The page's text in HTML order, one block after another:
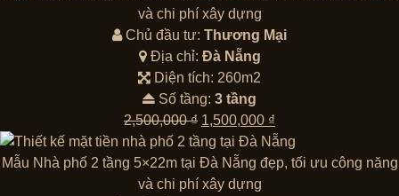
2,500,000 ₫.
1,500,000 ₫.
và chi phí xây dựng
Chủ đầu tư: Thương Mại
Địa chỉ: Đà Nẵng
Diện tích: 260m2
Số tầng: 3 tầng
2,500,000₫ Giá
gốc
là:
2,500,000 ₫.
1,500,000 ₫
hiện
tại
Mẫu Nhà phố 2 tầng 5×22m tại Đà Nẵng đẹp, tối ưu công năng
và chi phí xây dựng